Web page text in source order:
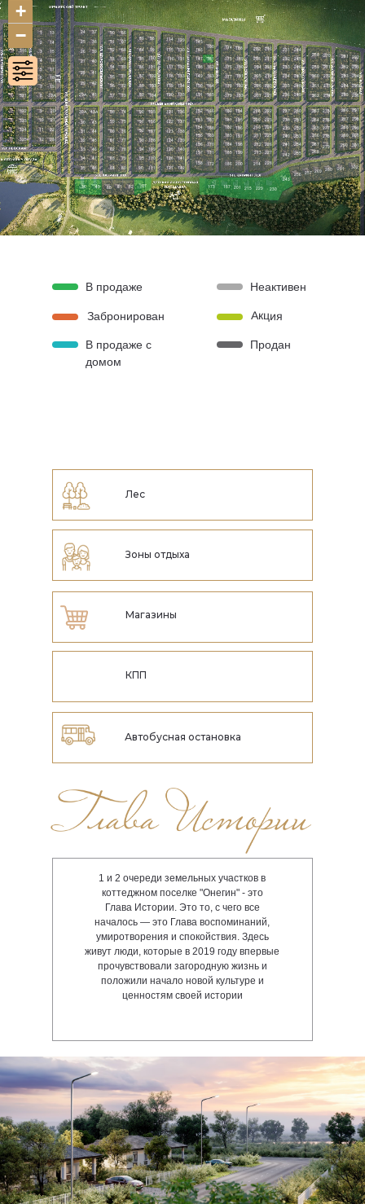
302
291
280
269
257
256
243
230
229
215
201
187
301
300
299
298
297
286
287
288
289
290
296
295
294
293
292
281
282
283
284
285
258
270
259
271
260
272
273
274
262
261
263 275
276
264
265 277
278
266
279
267
250
237
251
238
239
252
253
240
241
254
255
242
214
228
213 227
226
212
211 225
224
210
209 223
222
208
249
248
247
246
245
244
231
232
233
234
235
236
221
207
206 220
205 219
218
217
216
202
203
204
174 188
189
175
176
177
191
178
192
193
179
180 194
195
181
196
182
183 197
198
184
199
185
200
186
158 172
171
157
170
156
169
168
166
152
153
154
155
145
160
146
147
161
148
162
163
149
164
150
165
151
121
136
137
122
138
123
139
124
140
125
141
126
142
127
111
96
110
95
94 109
108
93
107
92
91 106
105
90
104
89
88 103
102
87
101
86
85 100
99
84
83 98
120 135
134
119
133
118
132
117
116 131
130
115
129
114
66
67
68
69
70
71
72
73
50
51
52
53
54
55
56
57
58
74
75
59
60
76
77
62
78
79
63
64
80
48
47
46
45
44
43
43А
30А
30
31
32
33
34
35
43
29А
29 42
41
28
40
39
38
37
24
25
26
27
23
22
21
20
9
10
11
12
1
13
14
2
15
16
17
18
19
19А
8
7
6
5
4
3
322
323
324
325
321
320
319
318
317
316
97
82
81
65
49
36
61
167
190
268
173
+
−
В продаже
Забронирован
В продаже с
домом
Акция
Неактивен
Продан
1 и 2 очереди земельных участков в
коттеджном поселке "Онегин" - это
Глава Истории. Это то, с чего все
началось — это Глава воспоминаний,
умиротворения и спокойствия. Здесь
живут люди, которые в 2019 году впервые
прочувствовали загородную жизнь и
положили начало новой культуре и
ценностям своей истории
Лес
Зоны отдыха
Магазины
КПП
Автобусная остановка